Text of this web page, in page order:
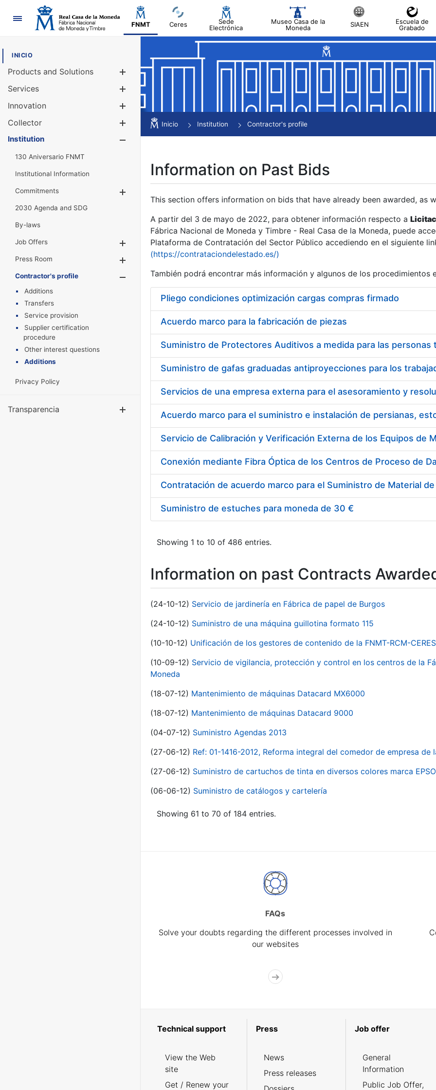
Navigation
FNMT Ceres
Sede
Electrónica
Museo Casa de la
Moneda
SIAEN
Escuela de
Grabado
INICIO
Products and Solutions
Services
Innovation
Collector
Show/Hide
Institution
130 Aniversario FNMT
Institutional Information
Commitments
2030 Agenda and SDG
By-laws
Job Offers
Show/Hide
Press Room
Show/Hide
Contractor's profile
Show/Hide
Additions
Transfers
Service provision
Supplier certification
procedure
Other interest questions
Additions
Privacy Policy
Transparencia Show/Hide
Inicio Institution Contractor's profile
Information on Past Bids
This section offers information on bids that have already been awarded, as
A partir del 3 de mayo de 2022, para obtener información respecto a
Fábrica Nacional de Moneda y Timbre - Real Casa de la Moneda, puede
Plataforma de Contratación del Sector Público accediendo en el siguiente
(https://contrataciondelestado.es/)
También podrá encontrar más información y algunos de los procedimientos
Pliego condiciones optimización cargas compras firmado
Acuerdo marco para la fabricación de piezas
Acuerdo marco para el suministro e instalación de persianas,
Suministro de estuches para moneda de 30 €
Showing 1 to 10 of 486 entries.
Information on past Contracts
(24-10-12) Servicio de jardinería en Fábrica de papel de Burgos
(24-10-12) Suministro de una máquina guillotina formato 115
(10-10-12) Unificación de los gestores de contenido de la FNMT-RCM-CERES
(10-09-12) Servicio de vigilancia, protección y control en los centros de la
Moneda
(18-07-12) Mantenimiento de máquinas Datacard MX6000
(18-07-12) Mantenimiento de máquinas Datacard 9000
(04-07-12) Suministro Agendas 2013
(27-06-12) Ref: 01-1416-2012, Reforma integral del comedor de empresa de
(27-06-12) Suministro de cartuchos de tinta en diversos colores marca
(06-06-12) Suministro de catálogos y cartelería
Showing 61 to 70 of 184 entries.
FAQs
Solve your doubts regarding the different processes involved in
our websites
Technical support
View the Web
site
Get / Renew your
Press
News
Press releases
Job offer
General
Information
Public Job Offer,